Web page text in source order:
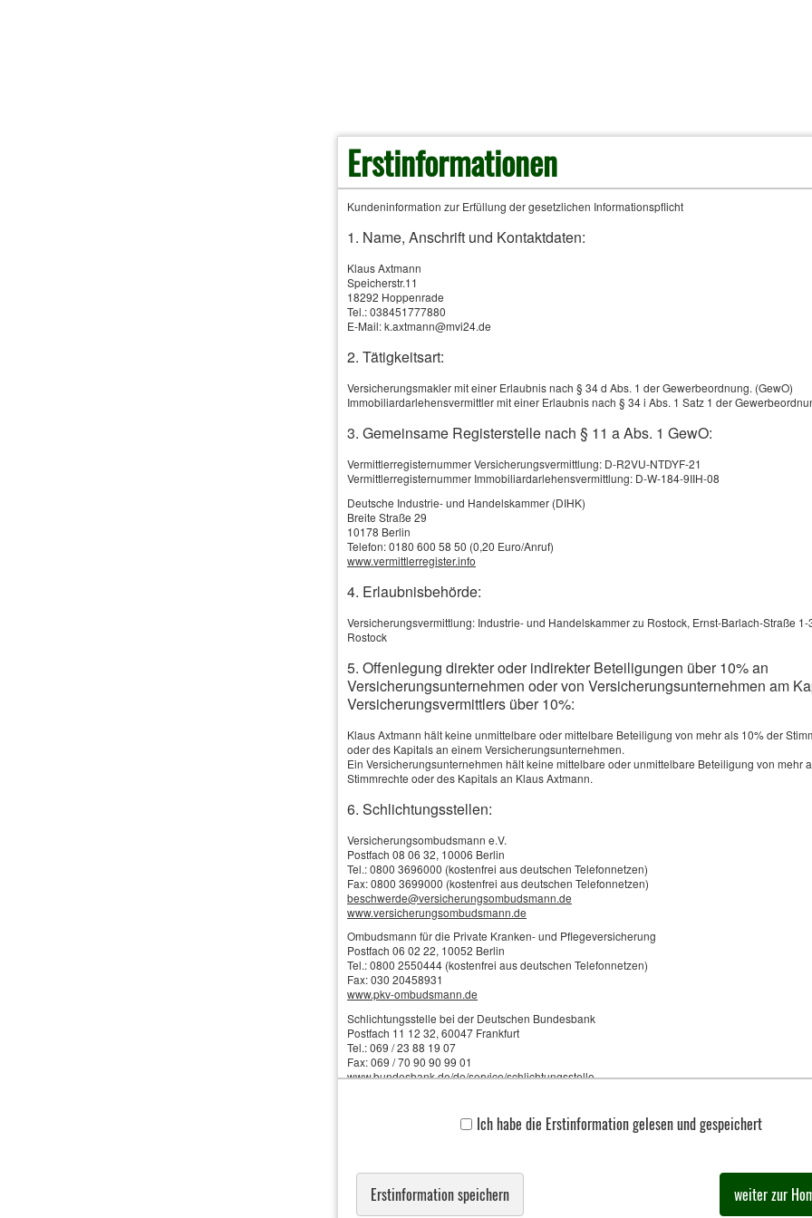
MERKURIUS Baufinanzierung leicht gemacht
Dieses Element wird von einem Drittanbieter bereitgestellt und kann nur angezeigt werden,
Drittanbieter-Cookies für externe Medien erlauben. Sie können Ihre Einwilligung jederzeit
Informationen finden Sie in der
alle Cookies erlauben nur Cookies für externe Medien erlauben
Impressum·Rechtliche Hinweise·Datenschutz·Erstinformation
Erstinformationen
Kundeninformation zur Erfüllung der gesetzlichen Informationspflicht
1. Name, Anschrift und Kontaktdaten:
Klaus Axtmann
Speicherstr.11
18292 Hoppenrade
Tel.: 038451777880
E-Mail: k.axtmann@mvi24.de
2. Tätigkeitsart:
Versicherungsmakler mit einer Erlaubnis nach § 34 d Abs. 1 der Gewerbeordnung. (GewO)
Immobiliardarlehensvermittler mit einer Erlaubnis nach § 34 i Abs. 1 Satz 1 der
3. Gemeinsame Registerstelle nach § 11 a Abs. 1 GewO:
Vermittlerregisternummer Versicherungsvermittlung: D-R2VU-NTDYF-21
Vermittlerregisternummer Immobiliardarlehensvermittlung: D-W-184-9IIH-08
Deutsche Industrie- und Handelskammer (DIHK)
Breite Straße 29
10178 Berlin
Telefon: 0180 600 58 50 (0,20 Euro/Anruf)
www.vermittlerregister.info
4. Erlaubnisbehörde:
Versicherungsvermittlung: Industrie- und Handelskammer zu Rostock, Ernst-Barlach-Straße 1-
Rostock
5. Offenlegung direkter oder indirekter Beteiligungen über 10% an
Versicherungsunternehmen oder von Versicherungsunternehmen am
Versicherungsvermittlers über 10%:
Klaus Axtmann hält keine unmittelbare oder mittelbare Beteiligung von mehr als 10% der
oder des Kapitals an einem Versicherungsunternehmen.
Ein Versicherungsunternehmen hält keine mittelbare oder unmittelbare Beteiligung von mehr
Stimmrechte oder des Kapitals an Klaus Axtmann.
6. Schlichtungsstellen:
Versicherungsombudsmann e.V.
Postfach 08 06 32, 10006 Berlin
Tel.: 0800 3696000 (kostenfrei aus deutschen Telefonnetzen)
Fax: 0800 3699000 (kostenfrei aus deutschen Telefonnetzen)
beschwerde@versicherungsombudsmann.de
www.versicherungsombudsmann.de
Ombudsmann für die Private Kranken- und Pflegeversicherung
Postfach 06 02 22, 10052 Berlin
Tel.: 0800 2550444 (kostenfrei aus deutschen Telefonnetzen)
Fax: 030 20458931
www.pkv-ombudsmann.de
Schlichtungsstelle bei der Deutschen Bundesbank
Postfach 11 12 32, 60047 Frankfurt
Tel.: 069 / 23 88 19 07
Fax: 069 / 70 90 90 99 01
www.bundesbank.de/de/service/schlichtungsstelle
Im Zuge der Vermittlung bietet Klaus Axtmann eine Beratung gemäß den gesetzlichen
8. Informationen über Art und Quelle der Vergütung als
Die Vergütung der Tätigkeit erfolgt als:
- konkret vereinbarte Zahlung durch den Kunden oder als
Ich habe die Erstinformation gelesen und gespeichert
Erstinformation speichern weiter zur